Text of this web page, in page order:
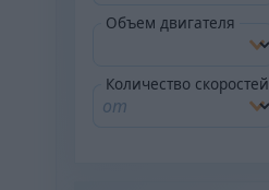
Объем двигателя
Количество скоростей